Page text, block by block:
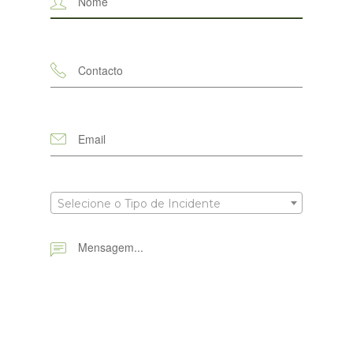
Selecione o Tipo de Incidente